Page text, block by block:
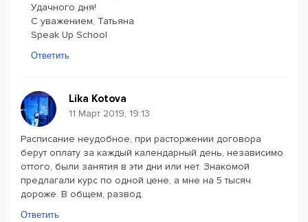
Удачного дня!
С уважением, Татьяна
Speak Up School
Ответить
Lika Kotova
11 Март 2019, 19:13
Расписание неудобное, при расторжении договора
берут оплату за каждый календарный день, независимо
оттого, были занятия в эти дни или нет. Знакомой
предлагали курс по одной цене, а мне на 5 тысяч
дороже. В общем, развод.
Ответить